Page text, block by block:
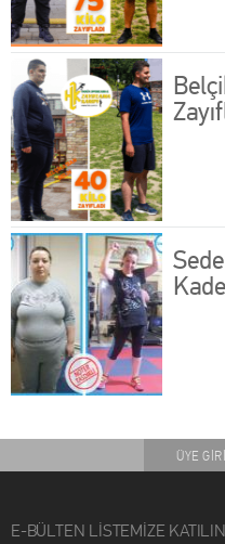
ÜYE
E-BÜLTEN LİSTEMİZE